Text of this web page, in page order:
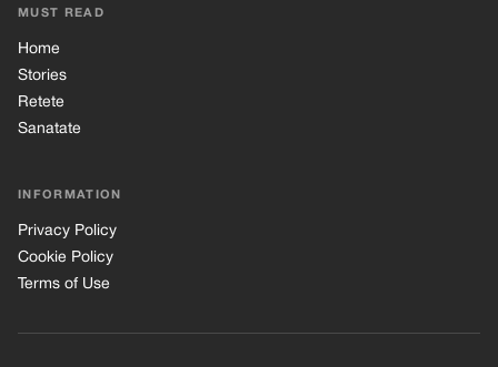
MUST READ
Home
Stories
Retete
Sanatate
INFORMATION
Privacy Policy
Cookie Policy
Terms of Use